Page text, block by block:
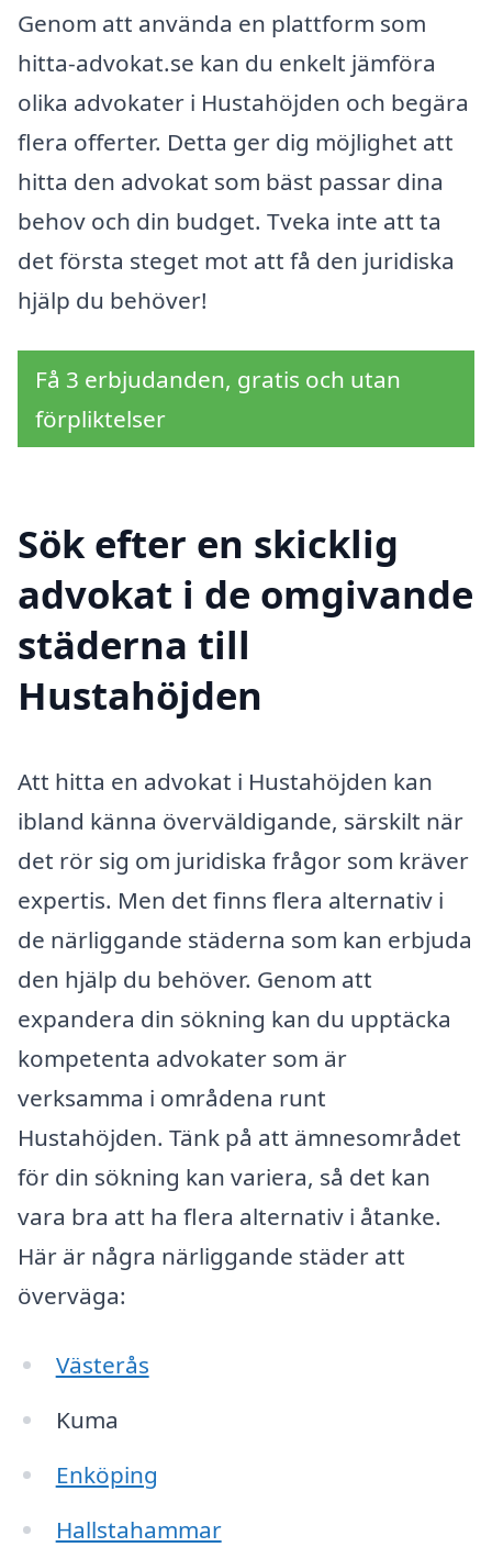
Genom att använda en plattform som
hitta-advokat.se kan du enkelt jämföra
olika advokater i Hustahöjden och begära
flera offerter. Detta ger dig möjlighet att
hitta den advokat som bäst passar dina
behov och din budget. Tveka inte att ta
det första steget mot att få den juridiska
hjälp du behöver!
Få 3 erbjudanden, gratis och utan
förpliktelser
Sök efter en skicklig
advokat i de omgivande
städerna till
Hustahöjden
Att hitta en advokat i Hustahöjden kan
ibland känna överväldigande, särskilt när
det rör sig om juridiska frågor som kräver
expertis. Men det finns flera alternativ i
de närliggande städerna som kan erbjuda
den hjälp du behöver. Genom att
expandera din sökning kan du upptäcka
kompetenta advokater som är
verksamma i områdena runt
Hustahöjden. Tänk på att ämnesområdet
för din sökning kan variera, så det kan
vara bra att ha flera alternativ i åtanke.
Här är några närliggande städer att
överväga:
Västerås
Kuma
Enköping
Hallstahammar